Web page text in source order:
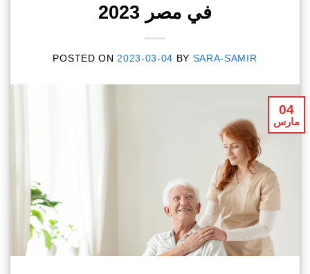
في مصر 2023
POSTED ON 2023-03-04 BY SARA-SAMIR
04
مارس